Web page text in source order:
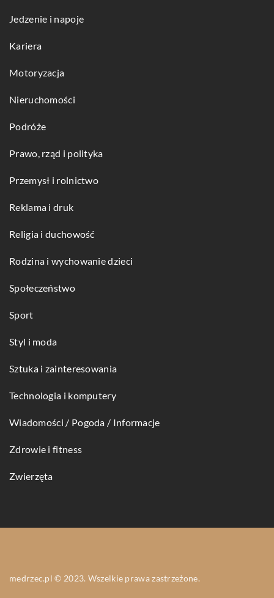
Jedzenie i napoje
Kariera
Motoryzacja
Nieruchomości
Podróże
Prawo, rząd i polityka
Przemysł i rolnictwo
Reklama i druk
Religia i duchowość
Rodzina i wychowanie dzieci
Społeczeństwo
Sport
Styl i moda
Sztuka i zainteresowania
Technologia i komputery
Wiadomości / Pogoda / Informacje
Zdrowie i fitness
Zwierzęta
medrzec.pl © 2023. Wszelkie prawa zastrzeżone.